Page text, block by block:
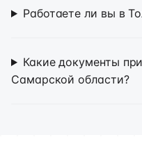
Работаете ли вы в
Какие документы
Самарской области?